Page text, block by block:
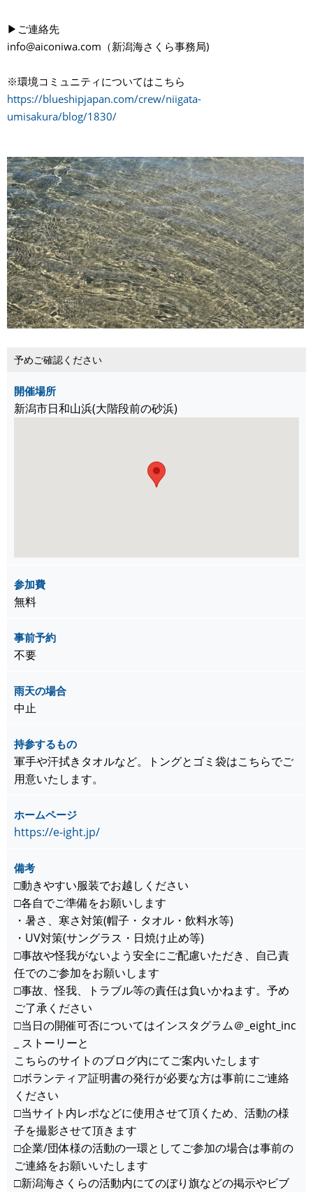
▶︎ご連絡先
info@aiconiwa.com（新潟海さくら事務局)
※環境コミュニティについてはこちら
https://blueshipjapan.com/crew/niigata-
umisakura/blog/1830/
予めご確認ください
開催場所
新潟市日和山浜(大階段前の砂浜)
参加費
無料
事前予約
不要
雨天の場合
中止
持参するもの
軍手や汗拭きタオルなど。トングとゴミ袋はこちらでご
用意いたします。
ホームページ
https://e-ight.jp/
備考
□動きやすい服装でお越しください
□各自でご準備をお願いします
・暑さ、寒さ対策(帽子・タオル・飲料水等)
・UV対策(サングラス・日焼け止め等)
□事故や怪我がないよう安全にご配慮いただき、自己責
任でのご参加をお願いします
□事故、怪我、トラブル等の責任は負いかねます。予め
ご了承ください
□当日の開催可否についてはインスタグラム＠_eight_inc
_ ストーリーと
こちらのサイトのブログ内にてご案内いたします
□ボランティア証明書の発行が必要な方は事前にご連絡
ください
□当サイト内レポなどに使用させて頂くため、活動の様
子を撮影させて頂きます
□企業/団体様の活動の一環としてご参加の場合は事前の
ご連絡をお願いいたします
□新潟海さくらの活動内にてのぼり旗などの掲示やビブ